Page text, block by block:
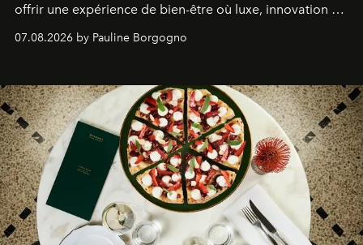
offrir une expérience de bien-être où luxe, innovation et
07.08.2026 by Pauline Borgogno